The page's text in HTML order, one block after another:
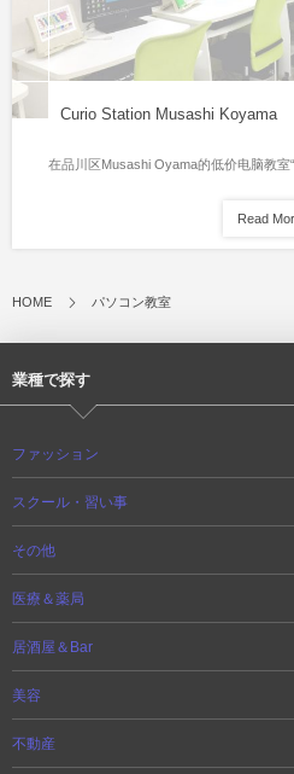
Curio Station Musashi Koyama
在品川区Musashi Oyama的低价电脑教室
Read
HOME パソコン教室
業種で探す
ファッション
スクール・習い事
その他
医療＆薬局
居酒屋＆Bar
美容
不動産